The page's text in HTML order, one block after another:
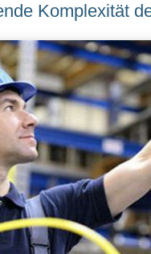
Komplexität